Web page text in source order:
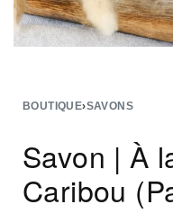
BOUTIQUE›SAVONS
Savon | À
Caribou